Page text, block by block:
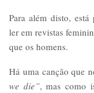
Para além disto,
ler em revistas
que os homens.
Há uma canção que
we die”, mas como